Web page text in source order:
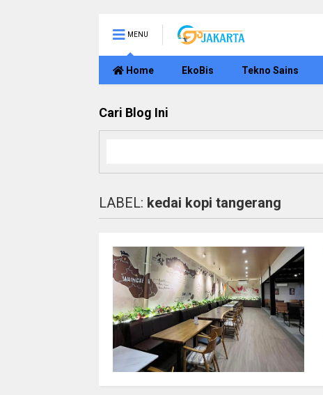
MENU
Home EkoBis Tekno Sains
Cari Blog Ini
LABEL: kedai kopi tangerang